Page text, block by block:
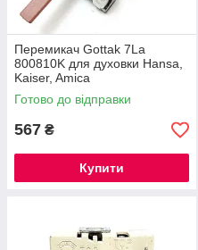
Перемикач Gottak 7La
800810K для духовки Hansa,
Kaiser, Amica
Готово до відправки
567 ₴
Купити